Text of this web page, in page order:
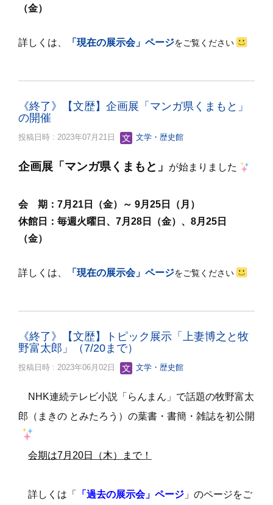
（金）
詳しくは、 「現在の展示会」ページをご覧ください
《終了》【文歴】企画展「マンガ県くまもと」
の開催
投稿日時 : 2023年07月21日 文学・歴史館
企画展「マンガ県くまもと 」 が始まりました
会 期：7月21日（金）～ 9月25日（月）
休館日：毎週火曜日、7月28日（金）、8月25日
（金）
詳しくは、 「現在の展示会」ページをご覧ください
《終了》【文歴】トピック展示「上妻博之と牧
野富太郎」（7/20まで）
投稿日時 : 2023年06月02日 文学・歴史館
NHK連続テレビ小説「らんまん」で話題の牧野富太
郎（まきの とみたろう）の葉書・書簡・雑誌を初公開
会期は7月20日（木）まで！
詳しくは「 「過去の展示会」ページ 」のページをご